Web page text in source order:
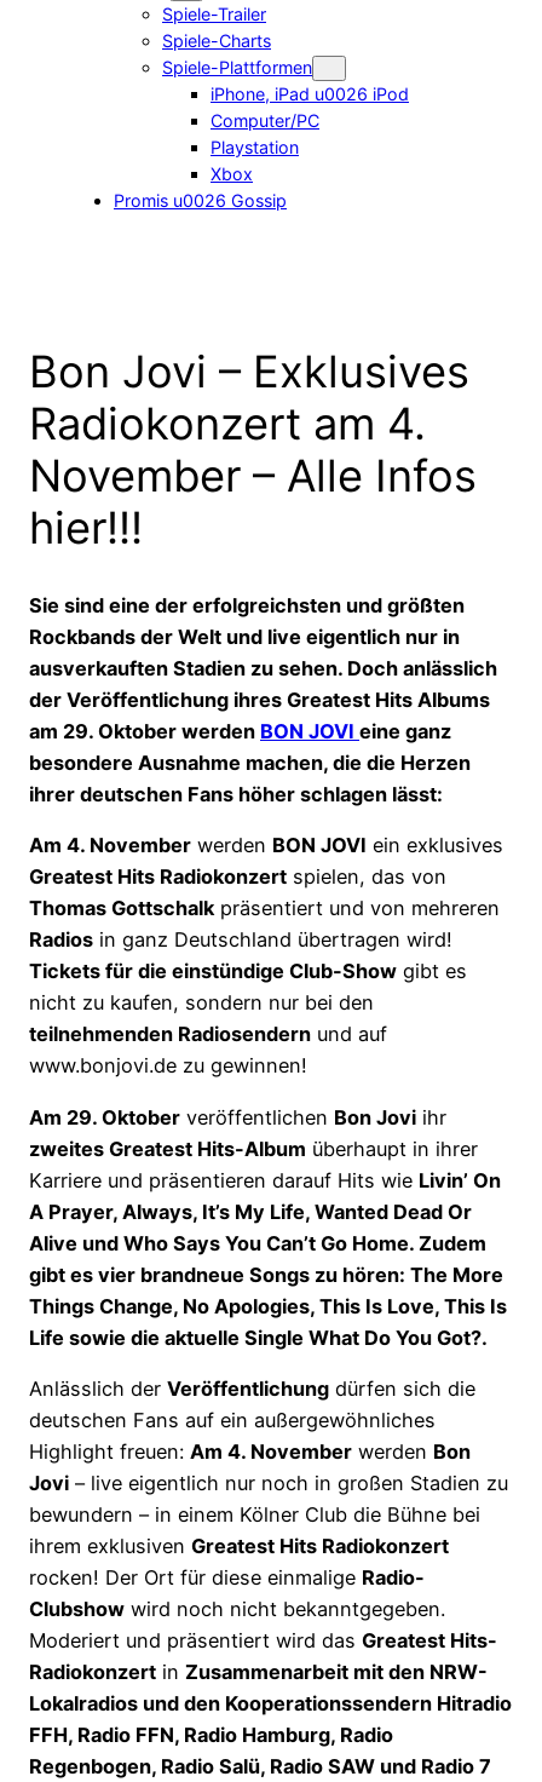
Spiele-Trailer
Spiele-Charts
Spiele-Plattformen
iPhone, iPad u0026 iPod
Computer/PC
Playstation
Xbox
Promis u0026 Gossip
Bon Jovi – Exklusives
Radiokonzert am 4.
November – Alle Infos
hier!!!
Sie sind eine der erfolgreichsten und größten
Rockbands der Welt und live eigentlich nur in
ausverkauften Stadien zu sehen. Doch anlässlich
der Veröffentlichung ihres Greatest Hits Albums
am 29. Oktober werden BON JOVI eine ganz
besondere Ausnahme machen, die die Herzen
ihrer deutschen Fans höher schlagen lässt:
Am 4. November werden BON JOVI ein exklusives
Greatest Hits Radiokonzert spielen, das von
Thomas Gottschalkpräsentiert und von mehreren
Radios in ganz Deutschland übertragen wird!
Tickets für die einstündige Club-Show gibt es
nicht zu kaufen, sondern nur bei den
teilnehmenden Radiosendern und auf
www.bonjovi.de zu gewinnen!
Am 29. Oktober veröffentlichen Bon Jovi ihr
zweites Greatest Hits-Album überhaupt in ihrer
Karriere und präsentieren darauf Hits wie Livin’ On
A Prayer, Always, It’s My Life, Wanted Dead Or
Alive und Who Says You Can’t Go Home. Zudem
gibt es vier brandneue Songs zu hören: The More
Things Change, No Apologies, This Is Love, This Is
Life sowie die aktuelle Single What Do You Got?.
Anlässlich der Veröffentlichung dürfen sich die
deutschen Fans auf ein außergewöhnliches
Highlight freuen: Am 4. November werden Bon
Jovi – live eigentlich nur noch in großen Stadien zu
bewundern – in einem Kölner Club die Bühne bei
ihrem exklusiven Greatest Hits Radiokonzert
rocken! Der Ort für diese einmalige Radio-
Clubshow wird noch nicht bekanntgegeben.
Moderiert und präsentiert wird das Greatest Hits-
Radiokonzert in Zusammenarbeit mit den NRW-
Lokalradios und den Kooperationssendern Hitradio
FFH, Radio FFN, Radio Hamburg, Radio
Regenbogen, Radio Salü, Radio SAW und Radio 7